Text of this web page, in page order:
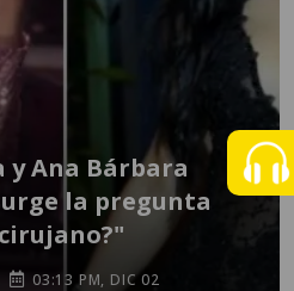
Ana Bárbara
la pregunta
03:13 PM, DIC 02